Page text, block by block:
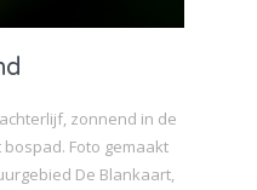
zonnend in de
Foto gemaakt
De Blankaart,